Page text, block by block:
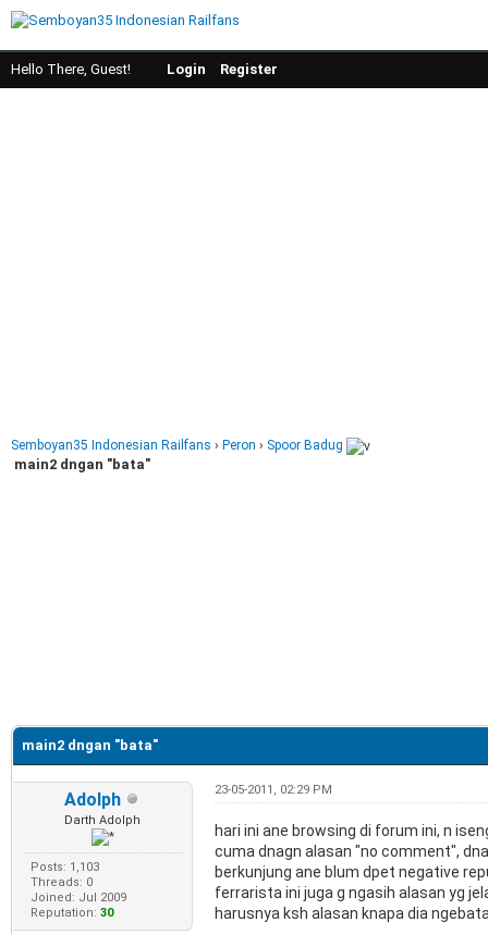
Hello There, Guest! Login Register
Semboyan35 Indonesian Railfans › Peron › Spoor Badug
main2 dngan "bata"
main2 dngan "bata"
Adolph
Darth Adolph
Posts: 1,103
Threads: 0
Joined: Jul 2009
Reputation: 30
23-05-2011, 02:29 PM
hari ini ane browsing di forum ini, n
cuma dnagn alasan "no comment",
berkunjung ane blum dpet negative
ferrarista ini juga g ngasih alasan yg
harusnya ksh alasan knapa dia